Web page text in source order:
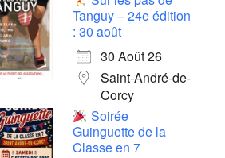
Tanguy – 24e édition
: 30 août
30 Août 26
Saint-André-de-
Corcy
Soirée
Guinguette de la
Classe en 7